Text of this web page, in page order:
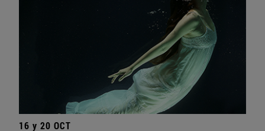
16 y 20 OCT